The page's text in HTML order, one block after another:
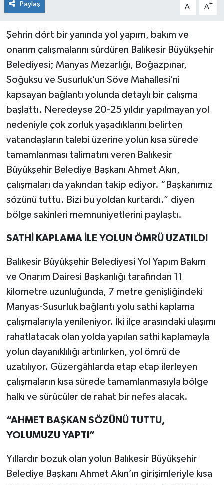
Paylaş A- A+
Şehrin dört bir yanında yol yapım, bakım ve
onarım çalışmalarını sürdüren Balıkesir Büyükşehir
Belediyesi; Manyas Mezarlığı, Boğazpınar,
Soğuksu ve Susurluk’un Söve Mahallesi’ni
kapsayan bağlantı yolunda detaylı bir çalışma
başlattı. Neredeyse 20-25 yıldır yapılmayan yol
nedeniyle çok zorluk yaşadıklarını belirten
vatandaşların talebi üzerine yolun kısa sürede
tamamlanması talimatını veren Balıkesir
Büyükşehir Belediye Başkanı Ahmet Akın,
çalışmaları da yakından takip ediyor. “Başkanımız
sözünü tuttu. Bizi bu yoldan kurtardı.” diyen
bölge sakinleri memnuniyetlerini paylaştı.
SATHİ KAPLAMA İLE YOLUN ÖMRÜ UZATILDI
Balıkesir Büyükşehir Belediyesi Yol Yapım Bakım
ve Onarım Dairesi Başkanlığı tarafından 11
kilometre uzunluğunda, 7 metre genişliğindeki
Manyas-Susurluk bağlantı yolu sathi kaplama
çalışmalarıyla yenileniyor. İki ilçe arasındaki ulaşımı
rahatlatacak olan yolda yapılan sathi kaplamayla
yolun dayanıklılığı artırılırken, yol ömrü de
uzatılıyor. Güzergâhlarda etap etap ilerleyen
çalışmaların kısa sürede tamamlanmasıyla bölge
halkı ve sürücüler de rahat bir nefes alacak.
“AHMET BAŞKAN SÖZÜNÜ TUTTU,
YOLUMUZU YAPTI”
Yıllardır bozuk olan yolun Balıkesir Büyükşehir
Belediye Başkanı Ahmet Akın’ın girişimleriyle kısa